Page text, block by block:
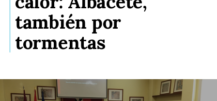
también por
tormentas